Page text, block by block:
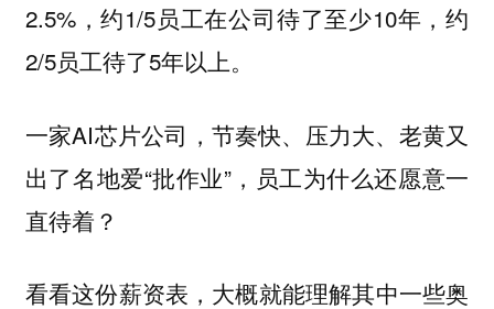
2.5%，约1/5员工在公司待了至少10年，约
2/5员工待了5年以上。
一家AI芯片公司，节奏快、压力大、老黄又
出了名地爱“批作业”， 员工为什么还愿意一
直待着？
看看这份薪资表，大概就能理解其中一些奥